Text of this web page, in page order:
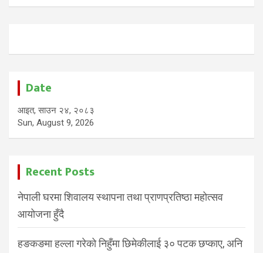
Date
आइत, साउन २४, २०८३
Sun, August 9, 2026
Recent Posts
नेपाली घरमा शिवालय स्थापना तथा प्राणप्रतिष्ठा महोत्सव
आयोजना हुँदै
हङकङमा हल्ला गरेको निहुँमा छिमेकीलाई ३० पटक छप्काए, अनि